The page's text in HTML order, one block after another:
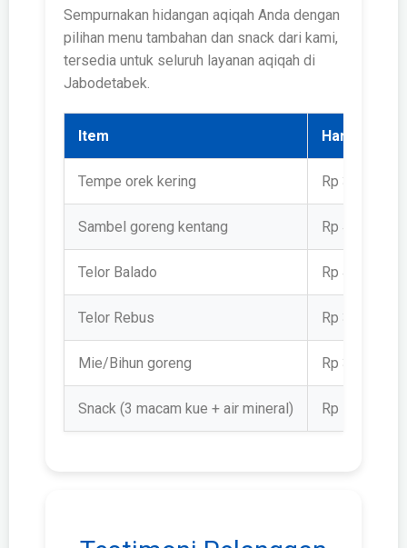
Sempurnakan hidangan aqiqah Anda dengan
pilihan menu tambahan dan snack dari kami,
tersedia untuk seluruh layanan aqiqah di
Jabodetabek.
Item Harga per
Tempe orek kering Rp 3.500
Sambel goreng kentang Rp 4.000
Telor Balado Rp 4.000
Telor Rebus Rp 3.000
Mie/Bihun goreng Rp 3.000
Snack (3 macam kue + air mineral) Rp 11.500